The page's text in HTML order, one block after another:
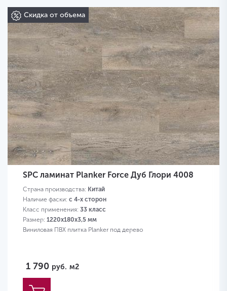
Скидка от объема
SPC ламинат Planker Force Дуб Глори 4008
Страна производства: Китай
Наличие фаски: с 4-х сторон
Класс применения: 33 класс
Размер: 1220х180х3,5 мм
Виниловая ПВХ плитка Planker под дерево
1 790 руб. м2